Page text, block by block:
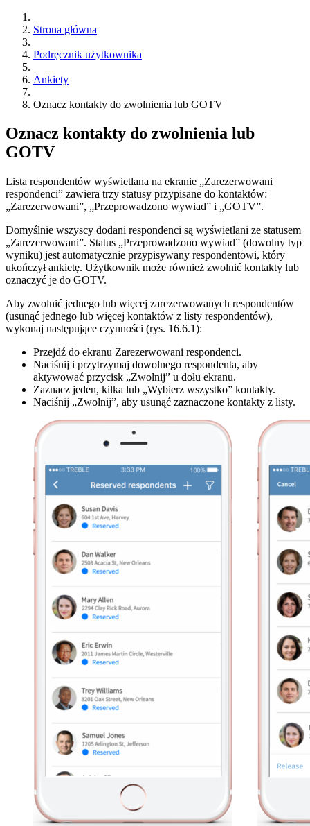
Strona główna
Podręcznik użytkownika
Ankiety
Oznacz kontakty do zwolnienia lub GOTV
Oznacz kontakty do zwolnienia lub
GOTV
Lista respondentów wyświetlana na ekranie „Zarezerwowani
respondenci” zawiera trzy statusy przypisane do kontaktów:
„Zarezerwowani”, „Przeprowadzono wywiad” i „GOTV”.
Domyślnie wszyscy dodani respondenci są wyświetlani ze statusem
„Zarezerwowani”. Status „Przeprowadzono wywiad” (dowolny typ
wyniku) jest automatycznie przypisywany respondentowi, który
ukończył ankietę. Użytkownik może również zwolnić kontakty lub
oznaczyć je do GOTV.
Aby zwolnić jednego lub więcej zarezerwowanych respondentów
(usunąć jednego lub więcej kontaktów z listy respondentów),
wykonaj następujące czynności (rys. 16.6.1):
Przejdź do ekranu Zarezerwowani respondenci.
Naciśnij i przytrzymaj dowolnego respondenta, aby
aktywować przycisk „Zwolnij” u dołu ekranu.
Zaznacz jeden, kilka lub „Wybierz wszystko” kontakty.
Naciśnij „Zwolnij”, aby usunąć zaznaczone kontakty z listy.